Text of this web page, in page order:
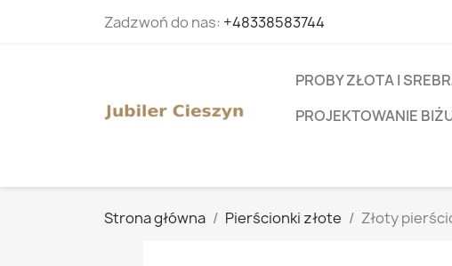
Zadzwoń do nas: +48338583744
PROBY ZŁOTA I
PROJEKTOWANIE
Strona główna Pierścionki złote Złoty